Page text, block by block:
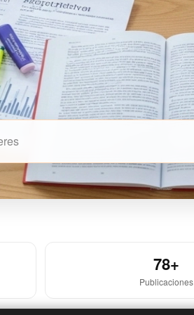
78+
Publicaciones